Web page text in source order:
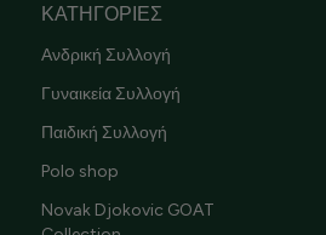
ΚΑΤΗΓΟΡΙΕΣ
Ανδρική Συλλογή
Γυναικεία Συλλογή
Παιδική Συλλογή
Polo shop
Novak Djokovic GOAT